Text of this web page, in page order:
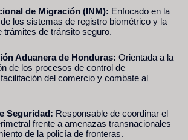
de Migración (INM): Enfocado en la
los sistemas de registro biométrico y la
trámites de tránsito seguro.
Aduanera de Honduras: Orientada a la
de los procesos de control de
del comercio y combate al
Seguridad: Responsable de coordinar el
frente a amenazas transnacionales
de la policía de fronteras.